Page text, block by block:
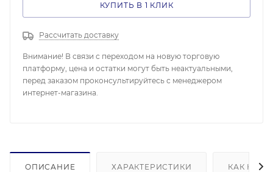
КУПИТЬ В 1 КЛИК
Рассчитать доставку
Внимание! В связи с переходом на новую торговую
платформу, цена и остатки могут быть неактуальными,
перед заказом проконсультируйтесь с менеджером
интернет-магазина.
ОПИСАНИЕ ХАРАКТЕРИСТИКИ КАК